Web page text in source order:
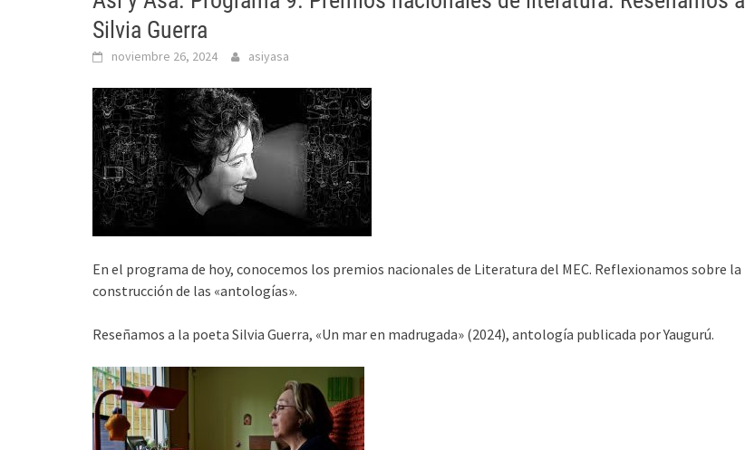
Silvia Guerra
noviembre 26, 2024 asiyasa
En el programa de hoy, conocemos los premios nacionales de Literatura del MEC. Reflexionamos sobre la
construcción de las «antologías».
Reseñamos a la poeta Silvia Guerra, «Un mar en madrugada» (2024), antología publicada por Yaugurú.